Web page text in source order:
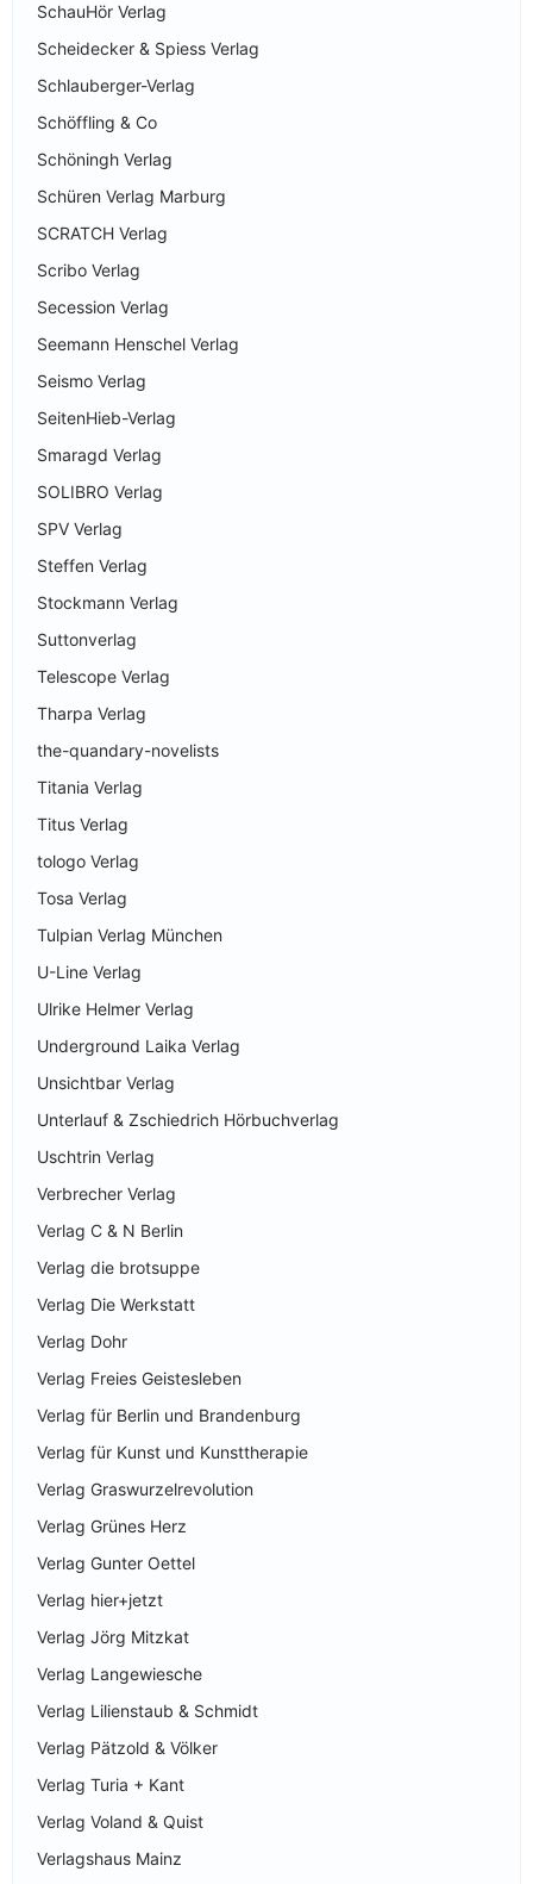
SchauHör Verlag
Scheidecker & Spiess Verlag
Schlauberger-Verlag
Schöffling & Co
Schöningh Verlag
Schüren Verlag Marburg
SCRATCH Verlag
Scribo Verlag
Secession Verlag
Seemann Henschel Verlag
Seismo Verlag
SeitenHieb-Verlag
Smaragd Verlag
SOLIBRO Verlag
SPV Verlag
Steffen Verlag
Stockmann Verlag
Suttonverlag
Telescope Verlag
Tharpa Verlag
the-quandary-novelists
Titania Verlag
Titus Verlag
tologo Verlag
Tosa Verlag
Tulpian Verlag München
U-Line Verlag
Ulrike Helmer Verlag
Underground Laika Verlag
Unsichtbar Verlag
Unterlauf & Zschiedrich Hörbuchverlag
Uschtrin Verlag
Verbrecher Verlag
Verlag C & N Berlin
Verlag die brotsuppe
Verlag Die Werkstatt
Verlag Dohr
Verlag Freies Geistesleben
Verlag für Berlin und Brandenburg
Verlag für Kunst und Kunsttherapie
Verlag Graswurzelrevolution
Verlag Grünes Herz
Verlag Gunter Oettel
Verlag hier+jetzt
Verlag Jörg Mitzkat
Verlag Langewiesche
Verlag Lilienstaub & Schmidt
Verlag Pätzold & Völker
Verlag Turia + Kant
Verlag Voland & Quist
Verlagshaus Mainz